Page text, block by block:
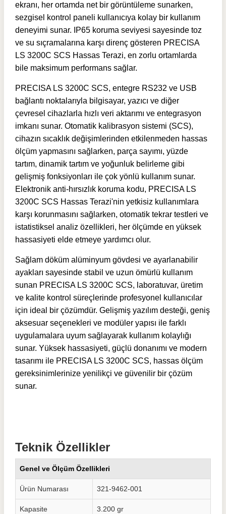
ekranı, her ortamda net bir görüntüleme sunarken,
sezgisel kontrol paneli kullanıcıya kolay bir kullanım
deneyimi sunar. IP65 koruma seviyesi sayesinde toz
ve su sıçramalarına karşı direnç gösteren PRECISA
LS 3200C SCS Hassas Terazi, en zorlu ortamlarda
bile maksimum performans sağlar.
PRECISA LS 3200C SCS, entegre RS232 ve USB
bağlantı noktalarıyla bilgisayar, yazıcı ve diğer
çevresel cihazlarla hızlı veri aktarımı ve entegrasyon
imkanı sunar. Otomatik kalibrasyon sistemi (SCS),
cihazın sıcaklık değişimlerinden etkilenmeden hassas
ölçüm yapmasını sağlarken, parça sayımı, yüzde
tartım, dinamik tartım ve yoğunluk belirleme gibi
gelişmiş fonksiyonları ile çok yönlü kullanım sunar.
Elektronik anti-hırsızlık koruma kodu, PRECISA LS
3200C SCS Hassas Terazi'nin yetkisiz kullanımlara
karşı korunmasını sağlarken, otomatik tekrar testleri ve
istatistiksel analiz özellikleri, her ölçümde en yüksek
hassasiyeti elde etmeye yardımcı olur.
Sağlam döküm alüminyum gövdesi ve ayarlanabilir
ayakları sayesinde stabil ve uzun ömürlü kullanım
sunan PRECISA LS 3200C SCS, laboratuvar, üretim
ve kalite kontrol süreçlerinde profesyonel kullanıcılar
için ideal bir çözümdür. Gelişmiş yazılım desteği, geniş
aksesuar seçenekleri ve modüler yapısı ile farklı
uygulamalara uyum sağlayarak kullanım kolaylığı
sunar. Yüksek hassasiyeti, güçlü donanımı ve modern
tasarımı ile PRECISA LS 3200C SCS, hassas ölçüm
gereksinimlerinize yenilikçi ve güvenilir bir çözüm
sunar.
Teknik Özellikler
Genel ve Ölçüm Özellikleri
Ürün Numarası 321-9462-001
Kapasite 3.200 gr